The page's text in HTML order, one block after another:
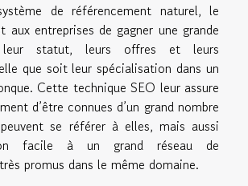
de référencement naturel, le
aux entreprises de gagner une grande
statut, leurs offres et leurs
que soit leur spécialisation dans un
Cette technique SEO leur assure
d’être connues d’un grand nombre
se référer à elles, mais aussi
facile à un grand réseau de
promus dans le même domaine.